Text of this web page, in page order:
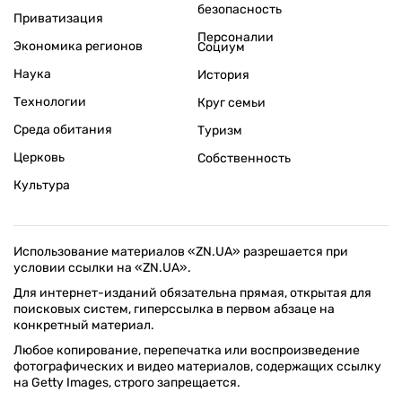
Приватизация
Экономика регионов
безопасность
Персоналии
Наука
Технологии
Среда обитания
Церковь
Культура
Социум
История
Круг семьи
Туризм
Собственность
Использование материалов «ZN.UA» разрешается при
условии ссылки на «ZN.UA».
Для интернет-изданий обязательна прямая, открытая для
поисковых систем, гиперссылка в первом абзаце на
конкретный материал.
Любое копирование, перепечатка или воспроизведение
фотографических и видео материалов, содержащих ссылку
на Getty Images, строго запрещается.